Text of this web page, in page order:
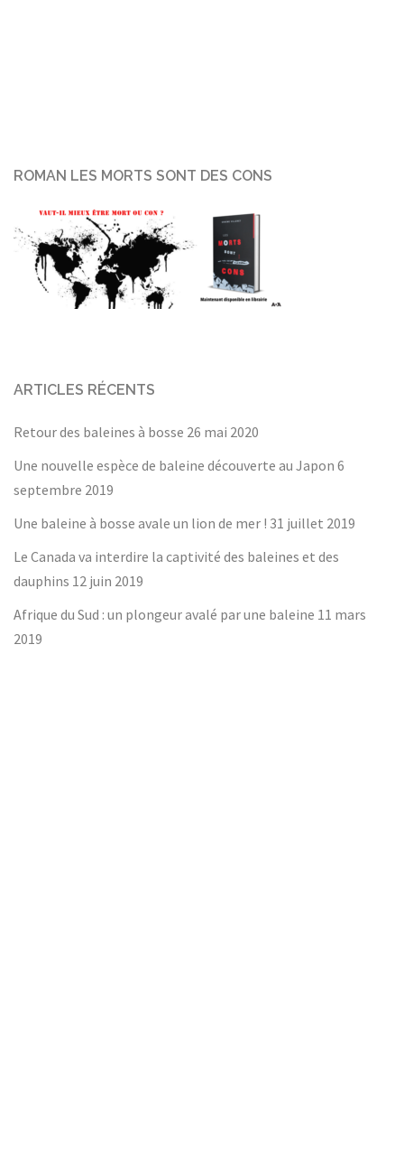
ROMAN LES MORTS SONT DES CONS
ARTICLES RÉCENTS
Retour des baleines à bosse 26 mai 2020
Une nouvelle espèce de baleine découverte au Japon 6
septembre 2019
Une baleine à bosse avale un lion de mer ! 31 juillet 2019
Le Canada va interdire la captivité des baleines et des
dauphins 12 juin 2019
Afrique du Sud : un plongeur avalé par une baleine 11 mars
2019